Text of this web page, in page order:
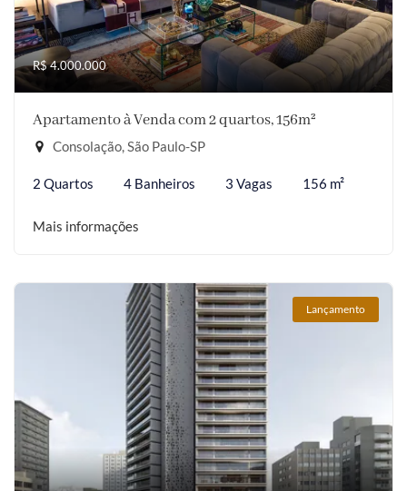
R$ 4.000.000
Apartamento à Venda com 2 quartos, 156m²
Consolação, São Paulo-SP
2 Quartos 4 Banheiros 3 Vagas 156 m²
Mais informações
Lançamento